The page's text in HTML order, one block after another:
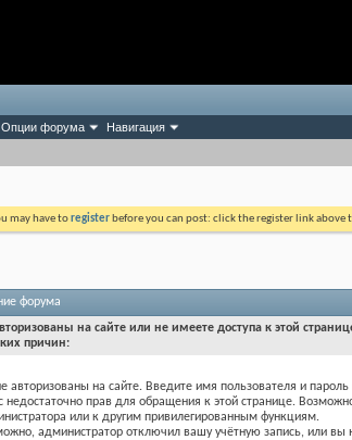
Опции форума Навигация
may have toregister before you can post: click the register link
форума
на сайте или не имеете доступа к этой
причин:
авторизованы на сайте. Введите имя пользователя и
недостаточно прав для обращения к этой странице.
или к другим привилегированным функциям.
администратор отключил вашу учётную запись, или вы